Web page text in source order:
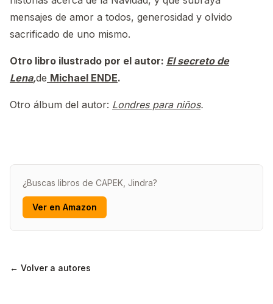
mensajes de amor a todos, generosidad y olvido
sacrificado de uno mismo.
Otro libro ilustrado por el autor: El secreto de
Lena,de Michael ENDE.
Otro álbum del autor: Londres para niños.
¿Buscas libros de CAPEK, Jindra?
Ver en Amazon
← Volver a autores